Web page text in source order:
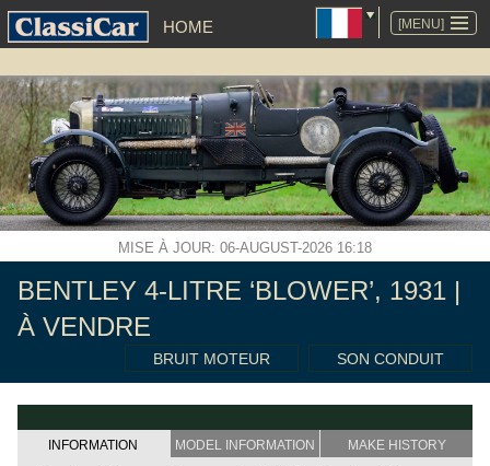
[MENU]
HOME
ALLER
AU
CONTENU
MISE À JOUR: 06-AUGUST-2026 16:18
BENTLEY 4-LITRE ‘BLOWER’, 1931 |
À VENDRE
BRUIT MOTEUR SON CONDUIT
INFORMATION MODEL INFORMATION MAKE HISTORY